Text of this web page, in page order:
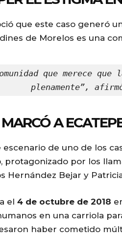
que este caso generó
de Morelos es una
que merece
plenamente”,
A
escenario de uno de los
protagonizado por los
Hernández Bejar y
el 4 de octubre de 2018
en una carriola
haber cometido